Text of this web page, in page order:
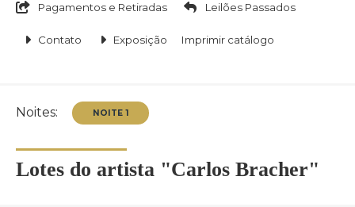
Pagamentos e Retiradas Leilões Passados
Contato Exposição Imprimir catálogo
Noites:
Lotes do artista "Carlos Bracher"